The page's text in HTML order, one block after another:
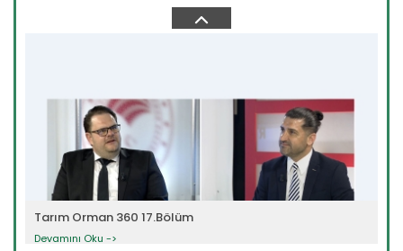
Tarım Orman 360 17.Bölüm
Devamını Oku ->